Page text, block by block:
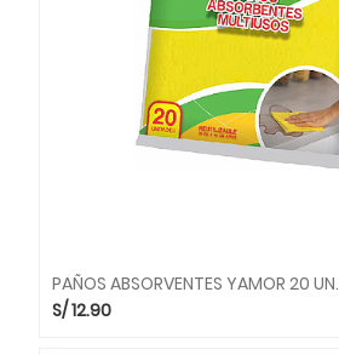
PAÑOS ABSORVENTES YAMOR 20 UN.
S/12.90